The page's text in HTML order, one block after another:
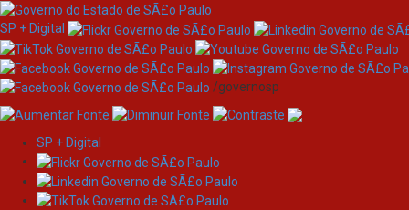
SP + Digital
/governosp
SP + Digital